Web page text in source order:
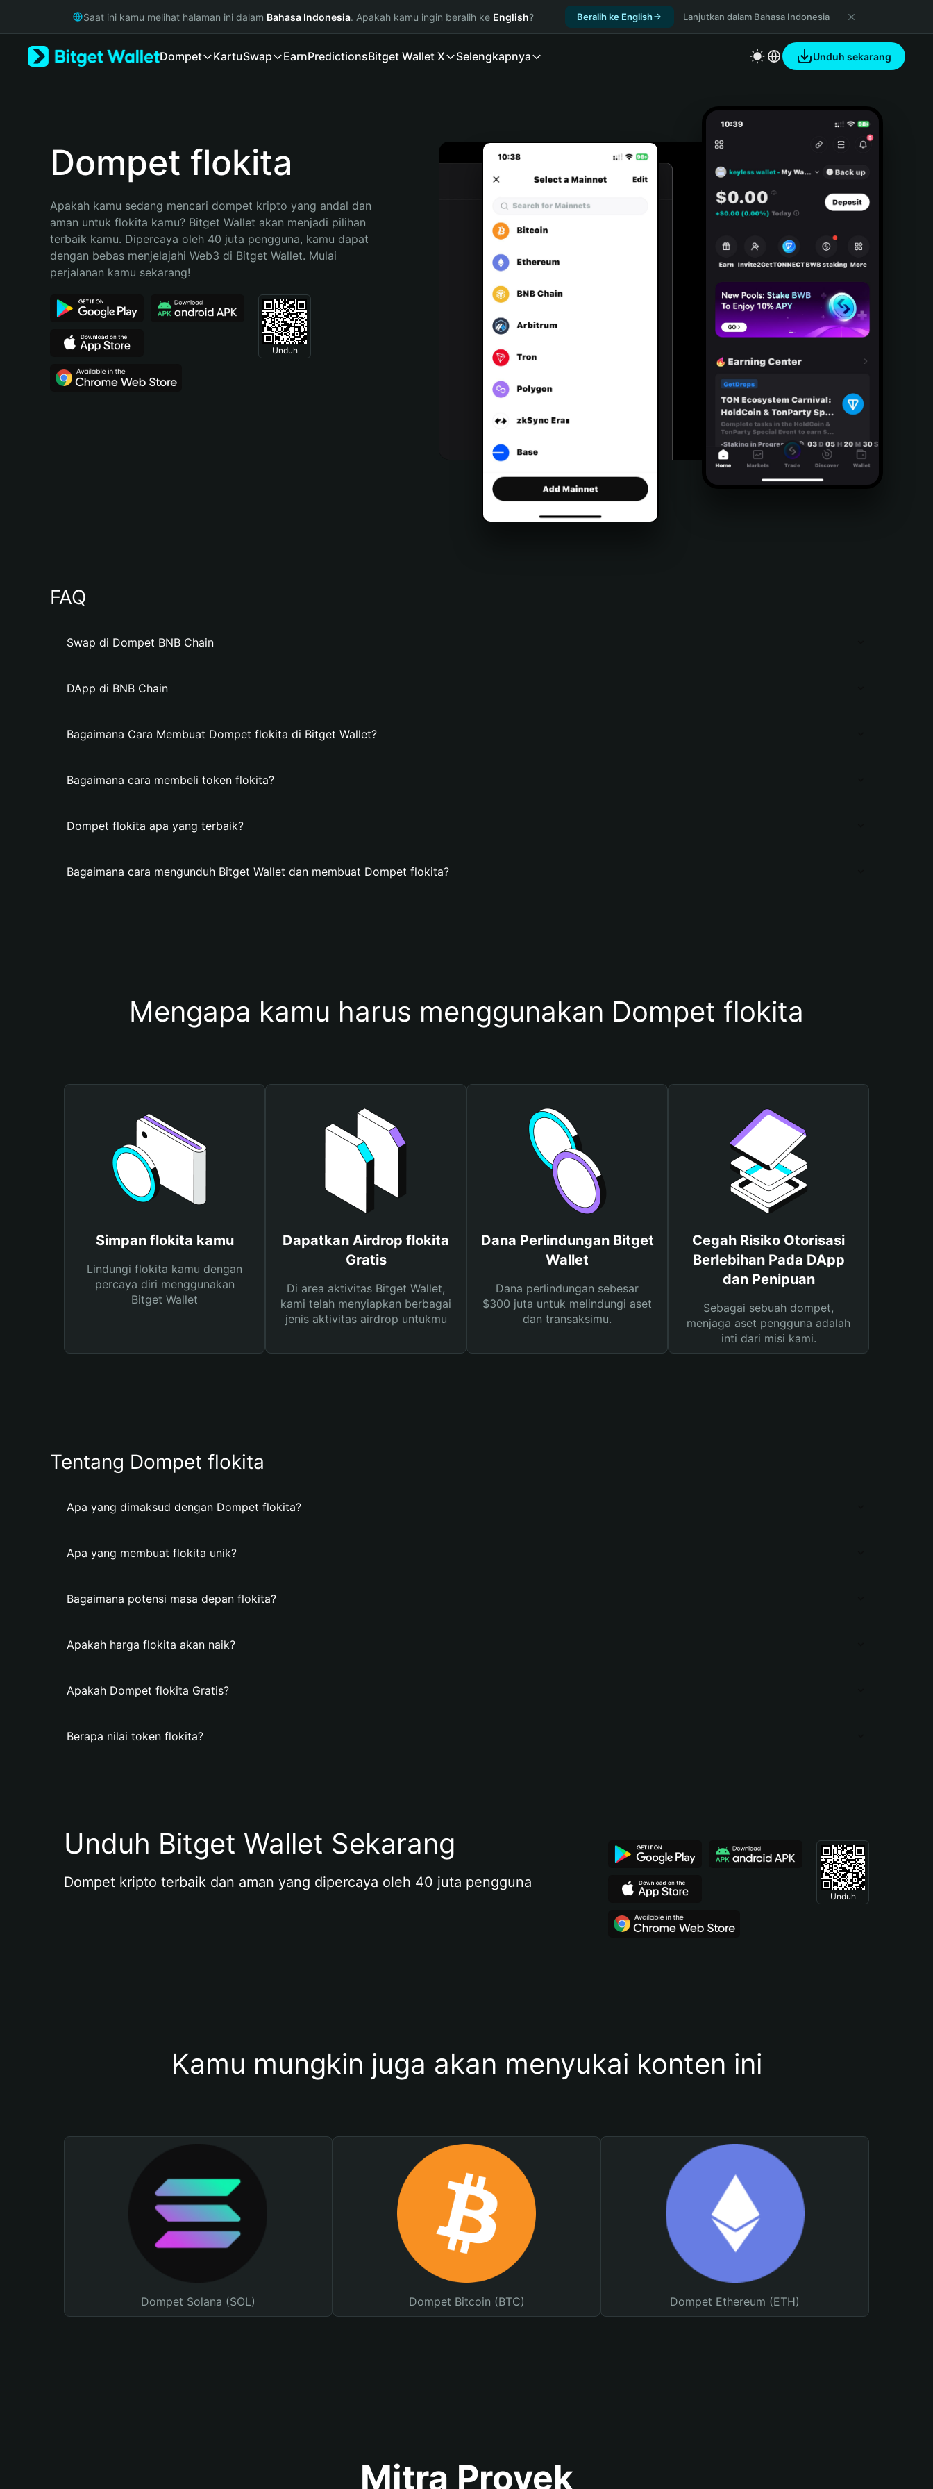
Русский
Bahasa Indonesia
Español (Argentina)
Saat ini kamu melihat halaman ini dalam Bahasa Indonesia. Apakah kamu ingin beralih ke English? Beralih ke English Lanjutkan dalam Bahasa Indonesia
Dompet KartuSwap EarnPredictionsBitget Wallet X Selengkapnya Unduh sekarang
Dompet flokita
Apakah kamu sedang mencari dompet kripto yang andal dan
aman untuk flokita kamu? Bitget Wallet akan menjadi pilihan
terbaik kamu. Dipercaya oleh 40 juta pengguna, kamu dapat
dengan bebas menjelajahi Web3 di Bitget Wallet. Mulai
perjalanan kamu sekarang!
Unduh
FAQ
Swap di Dompet BNB Chain
DApp di BNB Chain
Bagaimana Cara Membuat Dompet flokita di Bitget Wallet?
Bagaimana cara membeli token flokita?
Dompet flokita apa yang terbaik?
Bagaimana cara mengunduh Bitget Wallet dan membuat Dompet flokita?
Mengapa kamu harus menggunakan Dompet flokita
Simpan flokita kamu
Lindungi flokita kamu dengan
percaya diri menggunakan
Bitget Wallet
Dapatkan Airdrop flokita
Gratis
Di area aktivitas Bitget Wallet,
kami telah menyiapkan berbagai
jenis aktivitas airdrop untukmu
Dana Perlindungan Bitget
Wallet
Dana perlindungan sebesar
$300 juta untuk melindungi aset
dan transaksimu.
Cegah Risiko Otorisasi
Berlebihan Pada DApp
dan Penipuan
Sebagai sebuah dompet,
menjaga aset pengguna adalah
inti dari misi kami.
Tentang Dompet flokita
Apa yang dimaksud dengan Dompet flokita?
Apa yang membuat flokita unik?
Bagaimana potensi masa depan flokita?
Apakah harga flokita akan naik?
Apakah Dompet flokita Gratis?
Berapa nilai token flokita?
Unduh Bitget Wallet Sekarang
Dompet kripto terbaik dan aman yang dipercaya oleh 40 juta pengguna
Unduh
Kamu mungkin juga akan menyukai konten ini
Dompet Solana (SOL) Dompet Bitcoin (BTC) Dompet Ethereum (ETH)
Mitra Proyek